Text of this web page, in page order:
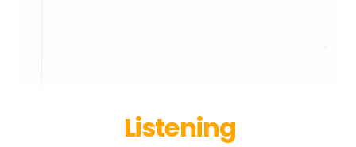
Listening